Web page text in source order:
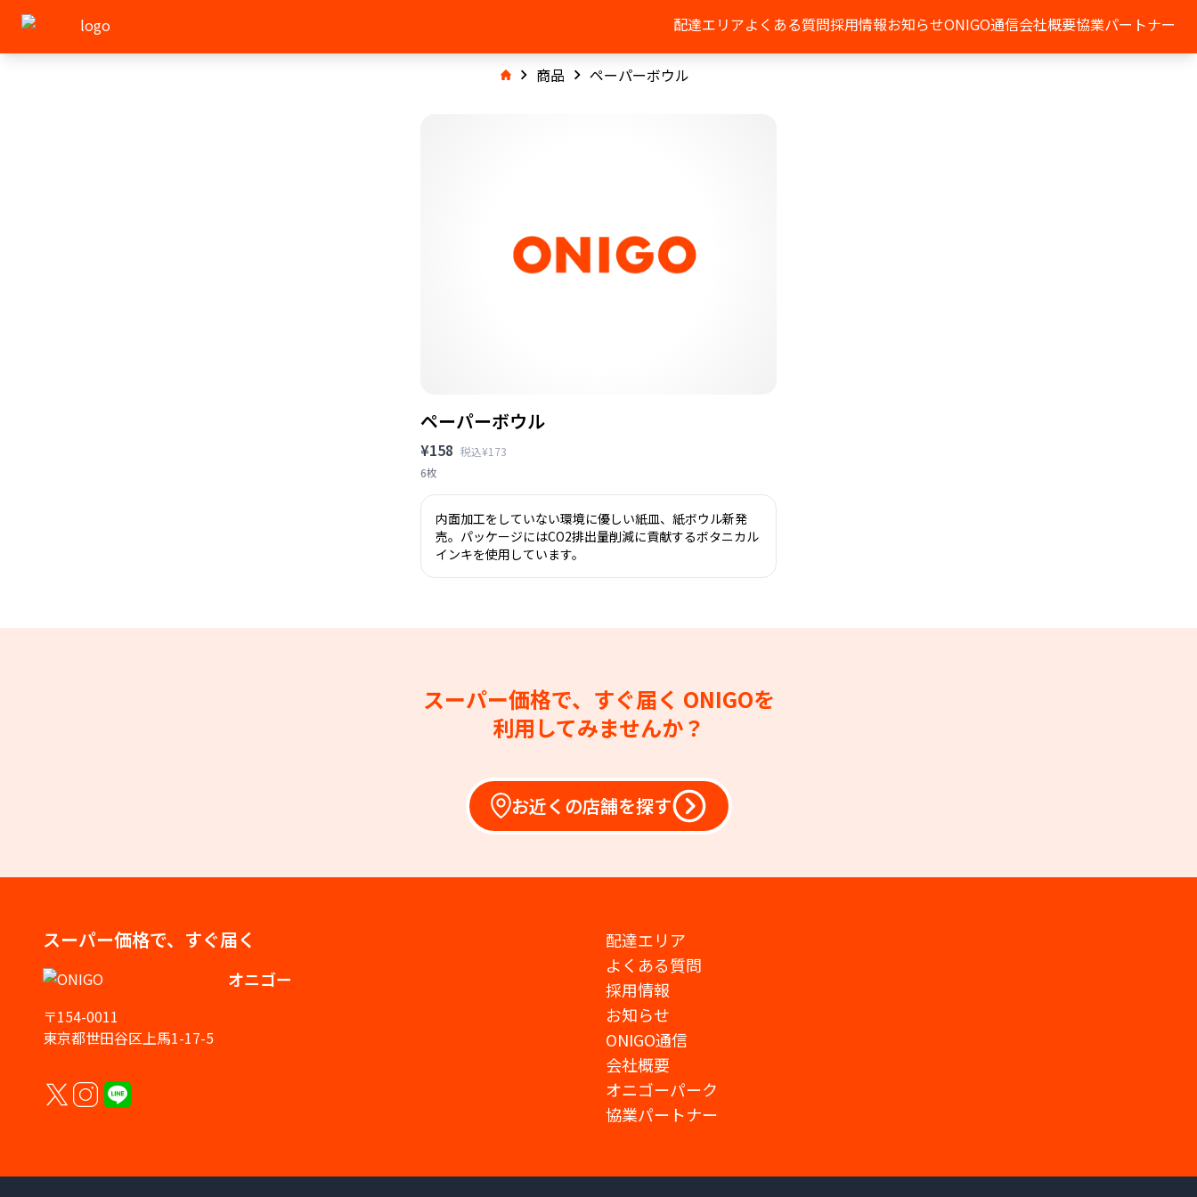
配達エリアよくある質問採用情報お知らせONIGO通信会社概要協業パートナー
商品 ペーパーボウル
ペーパーボウル
¥158 税込¥173
6枚
内面加工をしていない環境に優しい紙皿、紙ボウル新発
売。パッケージにはCO2排出量削減に貢献するボタニカル
インキを使用しています。
スーパー価格で、すぐ届く ONIGOを
利用してみませんか？
お近くの店舗を探す
スーパー価格で、すぐ届く
オニゴー
〒154-0011
東京都世田谷区上馬1-17-5
配達エリア
よくある質問
採用情報
お知らせ
ONIGO通信
会社概要
オニゴーパーク
協業パートナー